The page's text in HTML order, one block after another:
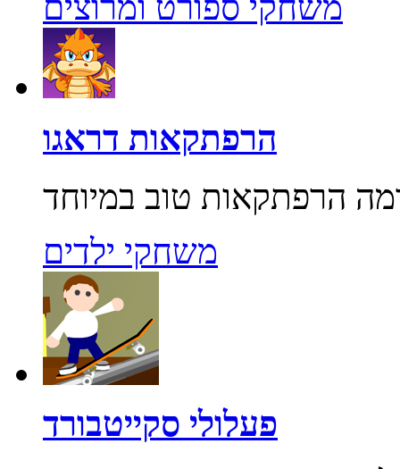
משחקי ספורט ומרוצים
הרפתקאות דראגו
משחקי ילדים
פעלולי סקייטבורד